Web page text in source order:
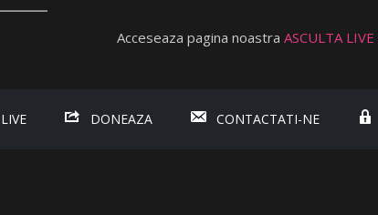
Acceseaza pagina noastra ASCULTA LIVE
DONEAZA CONTACTATI-NE